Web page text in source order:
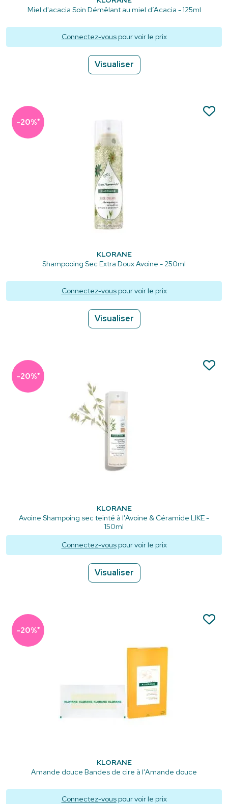
Miel d'acacia Soin Démêlant au miel d’Acacia - 125ml
Connectez-vouspour voir le prix
Visualiser
-20%*
KLORANE
Shampooing Sec Extra Doux Avoine - 250ml
Connectez-vouspour voir le prix
Visualiser
-20%*
KLORANE
Avoine Shampoing sec teinté à l'Avoine & Céramide LIKE -
150ml
Connectez-vouspour voir le prix
Visualiser
-20%*
KLORANE
Amande douce Bandes de cire à l'Amande douce
Connectez-vouspour voir le prix